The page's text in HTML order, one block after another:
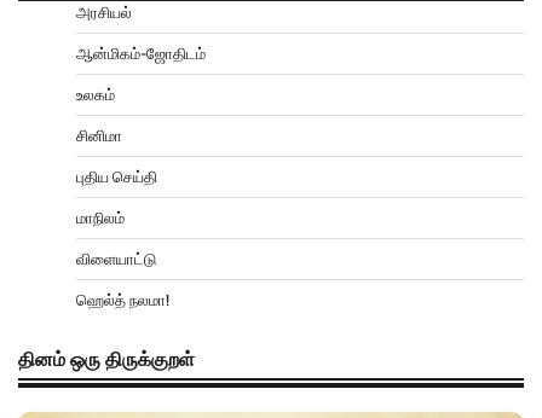
அரசியல்
ஆன்மிகம்-ஜோதிடம்
உலகம்
சினிமா
புதிய செய்தி
மாநிலம்
விளையாட்டு
ஹெல்த் நலமா!
தினம் ஒரு திருக்குறள்